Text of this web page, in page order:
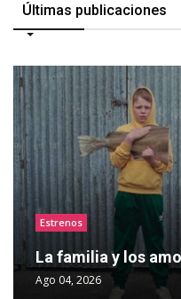
Últimas publicaciones
Estrenos
La familia y los
Ago 04, 2026